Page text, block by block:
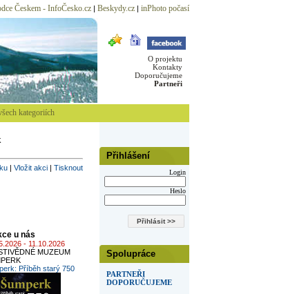
Českem - InfoČesko.cz| Beskydy.cz| inPhoto počasí
O projektu
Kontakty
Doporučujeme
Partneři
kategoriích
Přihlášení
Login
Heslo
Spolupráce
PARTNEŘI
DOPORUČUJEME
| Vložit akci| Tisknout
u nás
- 11.10.2026
MUZEUM
Příběh starý 750